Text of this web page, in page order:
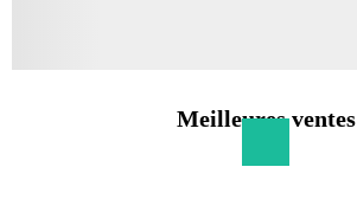
Meilleures ventes